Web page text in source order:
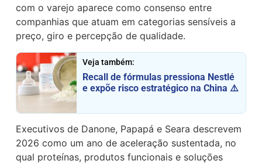
com o varejo aparece como consenso entre
companhias que atuam em categorias sensíveis a
preço, giro e percepção de qualidade.
Veja também:
Recall de fórmulas pressiona Nestlé
e expõe risco estratégico na China ⚠️
Executivos de Danone, Papapá e Seara descrevem
2026 como um ano de aceleração sustentada, no
qual proteínas, produtos funcionais e soluções